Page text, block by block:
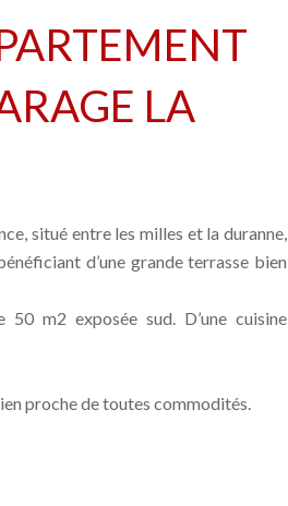
LA
situé entre les milles et la duranne,
d’une grande terrasse bien
m2 exposée sud. D’une cuisine
proche de toutes commodités.